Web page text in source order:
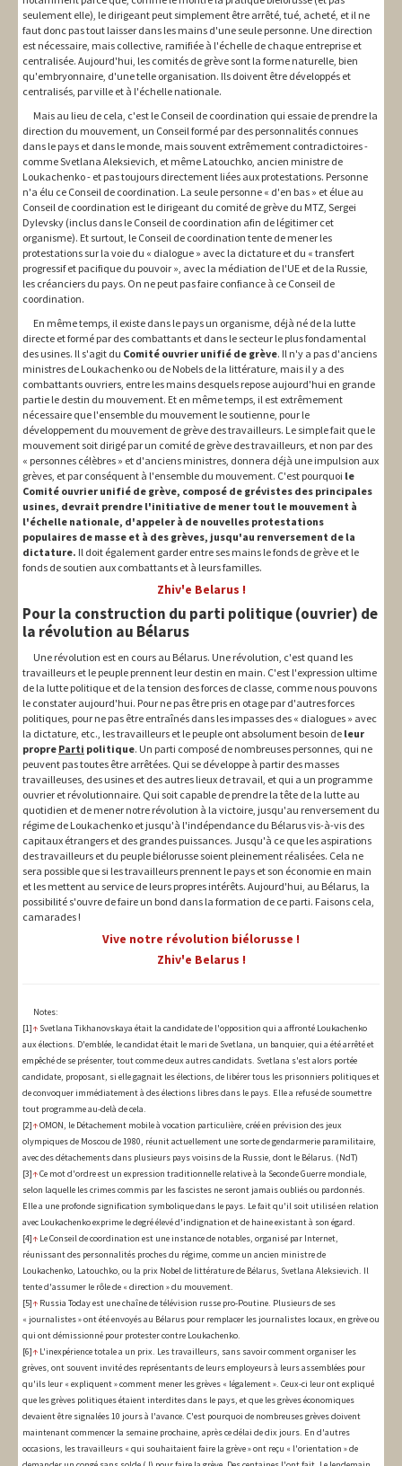
seulement elle), le dirigeant peut simplement être arrêté, tué, acheté, et il ne
faut donc pas tout laisser dans les mains d'une seule personne. Une direction
est nécessaire, mais collective, ramifiée à l'échelle de chaque entreprise et
centralisée. Aujourd'hui, les comités de grève sont la forme naturelle, bien
qu'embryonnaire, d'une telle organisation. Ils doivent être développés et
centralisés, par ville et à l'échelle nationale.
Mais au lieu de cela, c'est le Conseil de coordination qui essaie de prendre la
direction du mouvement, un Conseil formé par des personnalités connues
dans le pays et dans le monde, mais souvent extrêmement contradictoires -
comme Svetlana Aleksievich, et même Latouchko, ancien ministre de
Loukachenko - et pas toujours directement liées aux protestations. Personne
n'a élu ce Conseil de coordination. La seule personne « d'en bas » et élue au
Conseil de coordination est le dirigeant du comité de grève du MTZ, Sergei
Dylevsky (inclus dans le Conseil de coordination afin de légitimer cet
organisme). Et surtout, le Conseil de coordination tente de mener les
protestations sur la voie du « dialogue » avec la dictature et du « transfert
progressif et pacifique du pouvoir », avec la médiation de l'UE et de la Russie,
les créanciers du pays. On ne peut pas faire confiance à ce Conseil de
coordination.
En même temps, il existe dans le pays un organisme, déjà né de la lutte
directe et formé par des combattants et dans le secteur le plus fondamental
des usines. Il s'agit du Comité ouvrier unifié de grève. Il n'y a pas d'anciens
ministres de Loukachenko ou de Nobels de la littérature, mais il y a des
combattants ouvriers, entre les mains desquels repose aujourd'hui en grande
partie le destin du mouvement. Et en même temps, il est extrêmement
nécessaire que l'ensemble du mouvement le soutienne, pour le
développement du mouvement de grève des travailleurs. Le simple fait que le
mouvement soit dirigé par un comité de grève des travailleurs, et non par des
« personnes célèbres » et d'anciens ministres, donnera déjà une impulsion aux
grèves, et par conséquent à l'ensemble du mouvement. C'est pourquoi le
Comité ouvrier unifié de grève, composé de grévistes des principales
usines, devrait prendre l'initiative de mener tout le mouvement à
l'échelle nationale, d'appeler à de nouvelles protestations
populaires de masse et à des grèves, jusqu'au renversement de la
dictature. Il doit également garder entre ses mains le fonds de grève et le
fonds de soutien aux combattants et à leurs familles.
Zhiv'e Belarus !
Pour la construction du parti politique (ouvrier) de
la révolution au Bélarus
Une révolution est en cours au Bélarus. Une révolution, c'est quand les
travailleurs et le peuple prennent leur destin en main. C'est l'expression ultime
de la lutte politique et de la tension des forces de classe, comme nous pouvons
le constater aujourd'hui. Pour ne pas être pris en otage par d'autres forces
politiques, pour ne pas être entraînés dans les impasses des « dialogues » avec
la dictature, etc., les travailleurs et le peuple ont absolument besoin de leur
propre Parti politique. Un parti composé de nombreuses personnes, qui ne
peuvent pas toutes être arrêtées. Qui se développe à partir des masses
travailleuses, des usines et des autres lieux de travail, et qui a un programme
ouvrier et révolutionnaire. Qui soit capable de prendre la tête de la lutte au
quotidien et de mener notre révolution à la victoire, jusqu'au renversement du
régime de Loukachenko et jusqu'à l'indépendance du Bélarus vis-à-vis des
capitaux étrangers et des grandes puissances. Jusqu'à ce que les aspirations
des travailleurs et du peuple biélorusse soient pleinement réalisées. Cela ne
sera possible que si les travailleurs prennent le pays et son économie en main
et les mettent au service de leurs propres intérêts. Aujourd'hui, au Bélarus, la
possibilité s'ouvre de faire un bond dans la formation de ce parti. Faisons cela,
camarades !
Vive notre révolution biélorusse !
Zhiv'e Belarus !
Notes:
[1]↑ Svetlana Tikhanovskaya était la candidate de l'opposition qui a affronté Loukachenko
aux élections. D'emblée, le candidat était le mari de Svetlana, un banquier, qui a été arrêté et
empêché de se présenter, tout comme deux autres candidats. Svetlana s'est alors portée
candidate, proposant, si elle gagnait les élections, de libérer tous les prisonniers politiques et
de convoquer immédiatement à des élections libres dans le pays. Elle a refusé de soumettre
tout programme au-delà de cela.
[2]↑OMON, le Détachement mobile à vocation particulière, créé en prévision des jeux
olympiques de Moscou de 1980, réunit actuellement une sorte de gendarmerie paramilitaire,
avec des détachements dans plusieurs pays voisins de la Russie, dont le Bélarus. (NdT)
[3]↑Ce mot d'ordre est un expression traditionnelle relative à la Seconde Guerre mondiale,
selon laquelle les crimes commis par les fascistes ne seront jamais oubliés ou pardonnés.
Elle a une profonde signification symbolique dans le pays. Le fait qu'il soit utilisé en relation
avec Loukachenko exprime le degré élevé d'indignation et de haine existant à son égard.
[4]↑ Le Conseil de coordination est une instance de notables, organisé par Internet,
réunissant des personnalités proches du régime, comme un ancien ministre de
Loukachenko, Latouchko, ou la prix Nobel de littérature de Bélarus, Svetlana Aleksievich. Il
tente d'assumer le rôle de « direction » du mouvement.
[5]↑ Russia Today est une chaîne de télévision russe pro-Poutine. Plusieurs de ses
« journalistes » ont été envoyés au Bélarus pour remplacer les journalistes locaux, en grève ou
qui ont démissionné pour protester contre Loukachenko.
[6]↑ L'inexpérience totale a un prix. Les travailleurs, sans savoir comment organiser les
grèves, ont souvent invité des représentants de leurs employeurs à leurs assemblées pour
qu'ils leur « expliquent » comment mener les grèves « légalement ». Ceux-ci leur ont expliqué
que les grèves politiques étaient interdites dans le pays, et que les grèves économiques
devaient être signalées 10 jours à l'avance. C'est pourquoi de nombreuses grèves doivent
maintenant commencer la semaine prochaine, après ce délai de dix jours. En d'autres
occasions, les travailleurs « qui souhaitaient faire la grève » ont reçu « l'orientation » de